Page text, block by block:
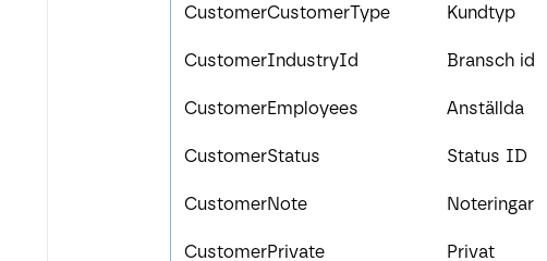
CustomerCustomerType Kundtyp
CustomerIndustryId Bransch id
CustomerEmployees Anställda
CustomerStatus Status ID
CustomerNote Noteringar
CustomerPrivate Privat